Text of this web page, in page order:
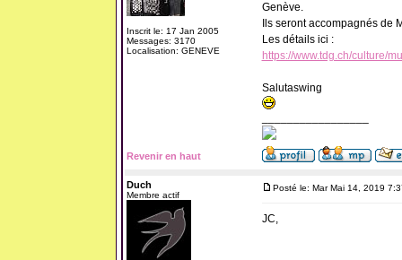
Inscrit le: 17 Jan 2005
Messages: 3170
Localisation: GENEVE
Genève.
Ils seront accompagnés de
Les détails ici :
https://www.tdg.ch/culture/
Salutaswing
Revenir en haut
Duch
Membre actif
Posté le: Mar Mai 14, 2019
JC,